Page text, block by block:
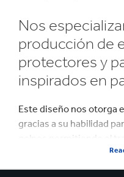
Nos
producción de
protectores y
inspirados en
Este diseño nos otorga
gracias a su habilidad
golpes permitiendo el
manera segura,
dañados y